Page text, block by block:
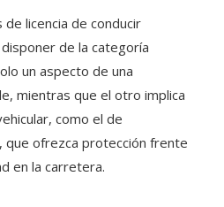
licencia de conducir
de la categoría
un aspecto de una
mientras que el otro implica
como el de
, que ofrezca protección frente
en la carretera.